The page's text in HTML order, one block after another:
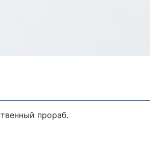
прораб.